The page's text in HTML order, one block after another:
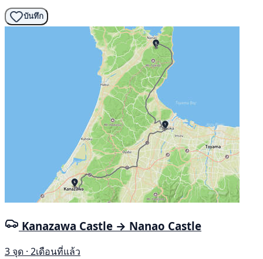
บันทึก
Kanazawa Castle → Nanao Castle
3 จุด · 2เดือนที่แล้ว